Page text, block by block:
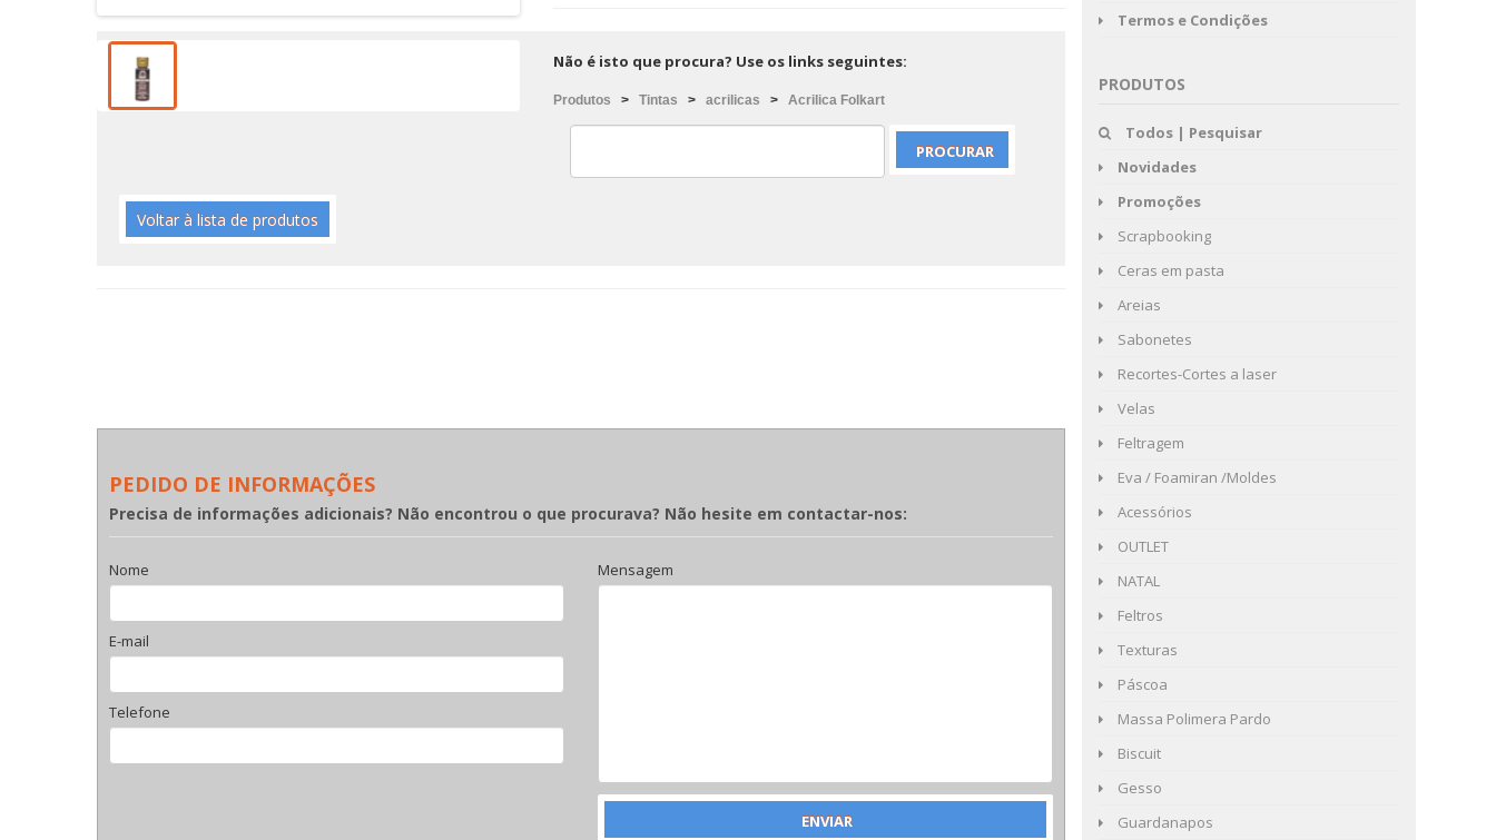
Não é isto que procura? Use os links seguintes:
Produtos > Tintas > acrilicas > Acrilica Folkart
Voltar à lista de produtos
PEDIDO DE INFORMAÇÕES
Precisa de informações adicionais? Não encontrou o que procurava? Não hesite em contactar-nos:
Nome
E-mail
Telefone
Mensagem
Termos e Condições
PRODUTOS
Todos | Pesquisar
Novidades
Promoções
Scrapbooking
Ceras em pasta
Areias
Sabonetes
Recortes-Cortes a laser
Velas
Feltragem
Eva / Foamiran /Moldes
Acessórios
OUTLET
NATAL
Feltros
Texturas
Páscoa
Massa Polimera Pardo
Biscuit
Gesso
Guardanapos